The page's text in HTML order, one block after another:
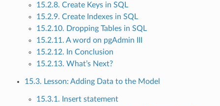
15.2.8. Create Keys in SQL
15.2.9. Create Indexes in SQL
15.2.10. Dropping Tables in SQL
15.2.11. A word on pgAdmin III
15.2.12. In Conclusion
15.2.13. What’s Next?
15.3. Lesson: Adding Data to the Model
15.3.1. Insert statement